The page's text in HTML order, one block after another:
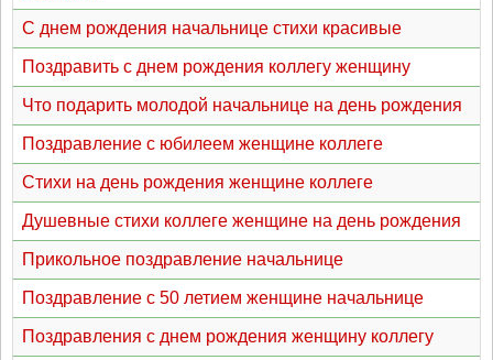
С днем рождения начальнице стихи красивые
Поздравить с днем рождения коллегу женщину
Что подарить молодой начальнице на день рождения
Поздравление с юбилеем женщине коллеге
Стихи на день рождения женщине коллеге
Душевные стихи коллеге женщине на день рождения
Прикольное поздравление начальнице
Поздравление с 50 летием женщине начальнице
Поздравления с днем рождения женщину коллегу